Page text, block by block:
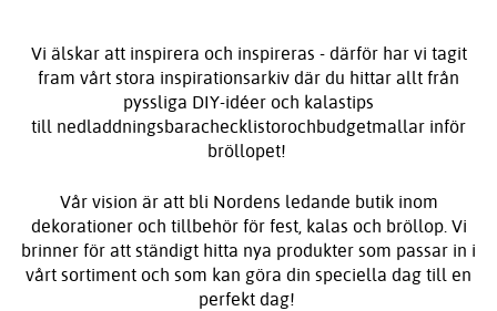
Vi älskar att inspirera och inspireras - därför har vi tagit
fram vårt stora inspirationsarkiv där du hittar allt från
pyssliga DIY-idéer och kalastips
till nedladdningsbarachecklistorochbudgetmallar inför
bröllopet!
Vår vision är att bli Nordens ledande butik inom
dekorationer och tillbehör för fest, kalas och bröllop. Vi
brinner för att ständigt hitta nya produkter som passar in i
vårt sortiment och som kan göra din speciella dag till en
perfekt dag!